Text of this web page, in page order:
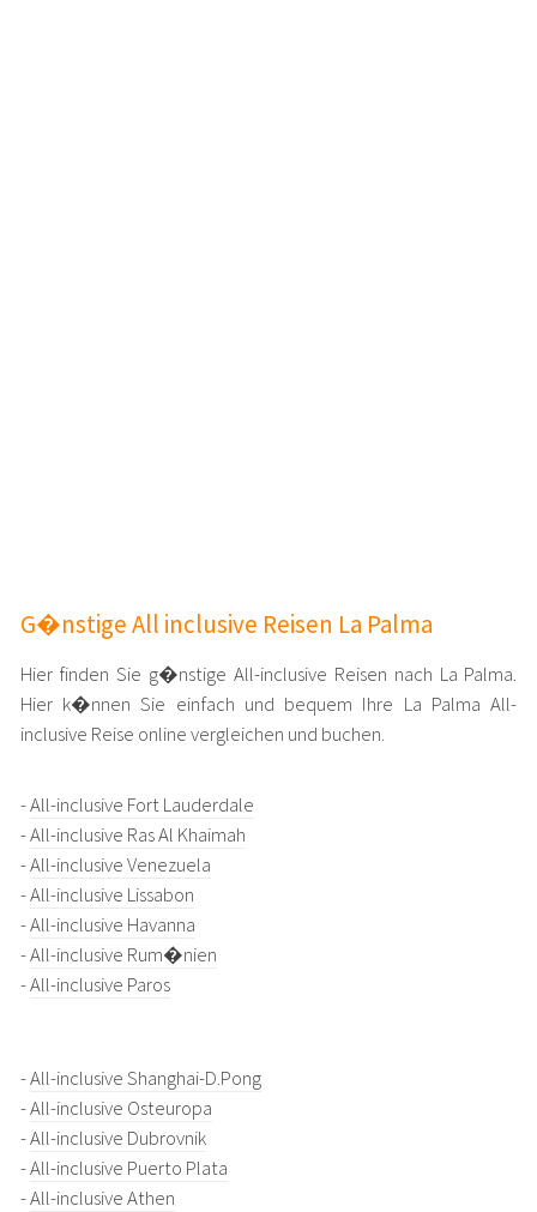
G�nstige All inclusive Reisen La Palma
Hier finden Sie g�nstige All-inclusive Reisen nach La Palma.
Hier k�nnen Sie einfach und bequem Ihre La Palma All-
inclusive Reise online vergleichen und buchen.
-All-inclusive Fort Lauderdale
-All-inclusive Ras Al Khaimah
-All-inclusive Venezuela
-All-inclusive Lissabon
-All-inclusive Havanna
-All-inclusive Rum�nien
-All-inclusive Paros
-All-inclusive Shanghai-D.Pong
-All-inclusive Osteuropa
-All-inclusive Dubrovnik
-All-inclusive Puerto Plata
-All-inclusive Athen